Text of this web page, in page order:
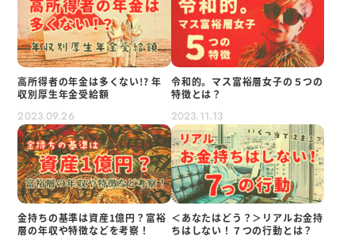
高所得者の年金は多くない!? 年
収別厚生年金受給額
2023.09.26
令和的。マス富裕層女子の５つの
特徴とは？
2023.11.13
金持ちの基準は資産1億円？富裕
層の年収や特徴などを考察！
＜あなたはどう？＞リアルお金持
ちはしない！７つの行動とは？